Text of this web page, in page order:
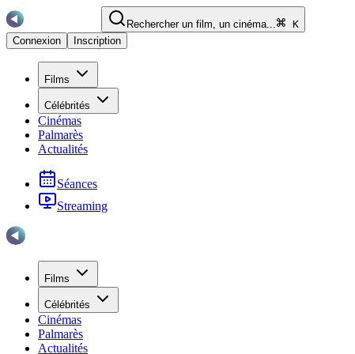
Rechercher un film, un cinéma...
K
Connexion
Inscription
Films
Célébrités
Cinémas
Palmarès
Actualités
Séances
Streaming
Films
Célébrités
Cinémas
Palmarès
Actualités